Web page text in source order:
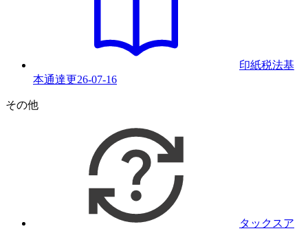
印紙税法基
本通達更26-07-16
その他
タックスア